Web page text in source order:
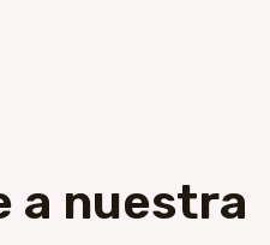
a nuestra